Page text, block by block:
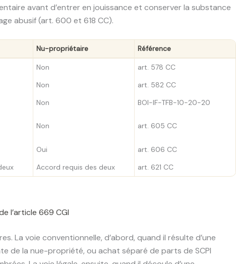
avant d’entrer en jouissance et conserver la substance
abusif (art. 600 et 618 CC).
Nu-propriétaire Référence
Non
art. 578 CC
Non
art. 582 CC
Non
BOI-IF-TFB-10-20-20
Non art. 605 CC
Oui
art. 606 CC
Accord requis des deux art. 621 CC
l’article 669 CGI
La voie conventionnelle, d’abord, quand il résulte d’une
de la nue-propriété, ou achat séparé de parts de SCPI